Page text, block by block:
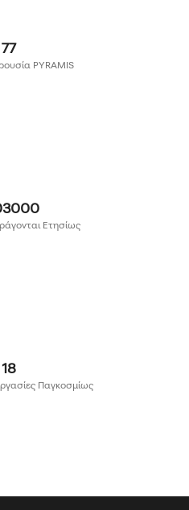
85
PYRAMIS
Ετησίως
20
Παγκοσμίως